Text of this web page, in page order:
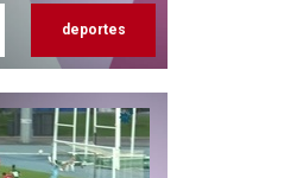
deportes